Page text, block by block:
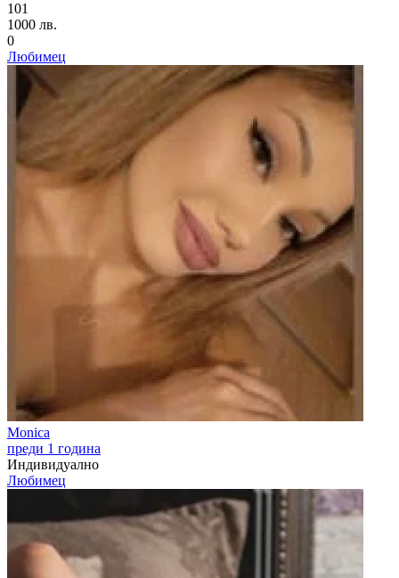
101
1000 лв.
0
Любимец
Monica
преди 1 година
Индивидуално
Любимец